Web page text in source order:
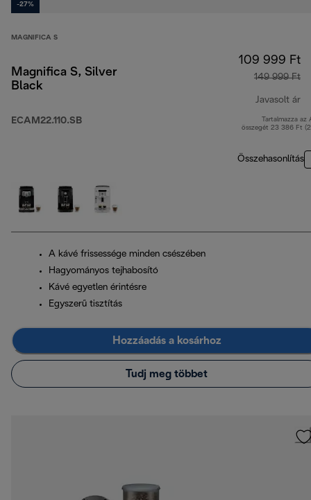
-27%
MAGNIFICA S
Magnifica S, Silver
Black
ECAM22.110.SB
109 999 Ft
149 999 Ft
Javasolt ár
Tartalmazza az
összegét 23 386 Ft
Összehasonlítás
A kávé frissessége minden csészében
Hagyományos tejhabosító
Kávé egyetlen érintésre
Egyszerű tisztítás
Hozzáadás a kosárhoz
Tudj meg többet